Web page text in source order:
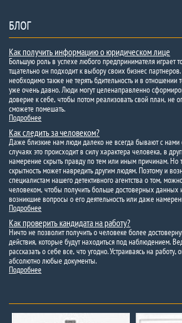
БЛОГ
Как получить информацию о юридическом лице
Большую роль в успехе любого предпринимателя играет
тщательно он подходит к выбору своих бизнес
необходимо также не терять бдительность и в отношении
уже очень давно. Люди могут целенаправленно
доверие к себе, чтобы потом реализовать свой план, не
сможете помешать.
Подробнее
Как следить за человеком?
Даже близкие нам люди далеко не всегда бывают с нами
случаях это происходит в силу характера человека, в
намерение скрыть правду по тем или иным причинам. Но
скрытность может навредить другим людям. Поэтому и
специалистам нашего детективного агентства о том,
человеком, чтобы получить больше достоверных данных
возникшие вопросы о его деятельность или даже
Подробнее
Как проверить кандидата на работу?
Ничто не позволит получить о человеке более
действия, которые будут находиться под наблюдением.
рассказать о себе все, что угодно. Устраиваясь на работу,
абсолютно любые документы.
Подробнее